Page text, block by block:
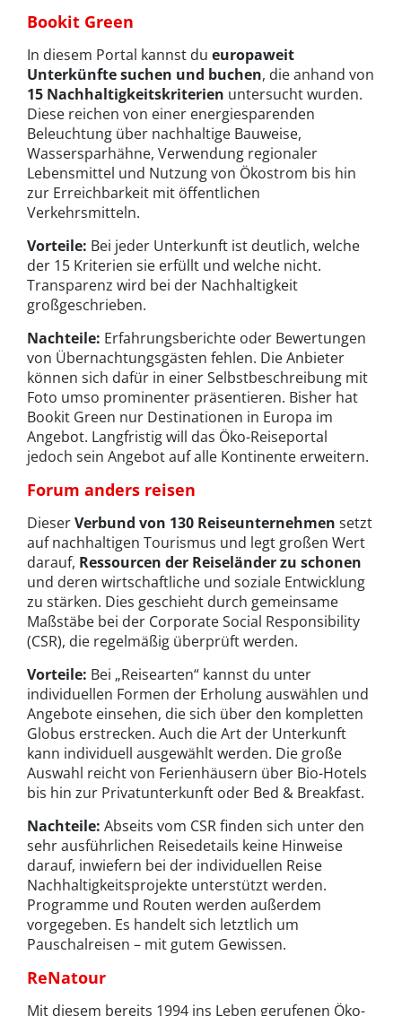
Bookit Green
In diesem Portal kannst du europaweit
Unterkünfte suchen und buchen, die anhand von
15 Nachhaltigkeitskriterien untersucht wurden.
Diese reichen von einer energiesparenden
Beleuchtung über nachhaltige Bauweise,
Wassersparhähne, Verwendung regionaler
Lebensmittel und Nutzung von Ökostrom bis hin
zur Erreichbarkeit mit öffentlichen
Verkehrsmitteln.
Vorteile: Bei jeder Unterkunft ist deutlich, welche
der 15 Kriterien sie erfüllt und welche nicht.
Transparenz wird bei der Nachhaltigkeit
großgeschrieben.
Nachteile: Erfahrungsberichte oder Bewertungen
von Übernachtungsgästen fehlen. Die Anbieter
können sich dafür in einer Selbstbeschreibung mit
Foto umso prominenter präsentieren. Bisher hat
Bookit Green nur Destinationen in Europa im
Angebot. Langfristig will das Öko-Reiseportal
jedoch sein Angebot auf alle Kontinente erweitern.
Forum anders reisen
DieserVerbund von 130 Reiseunternehmen setzt
auf nachhaltigen Tourismus und legt großen Wert
darauf, Ressourcen der Reiseländer zu schonen
und deren wirtschaftliche und soziale Entwicklung
zu stärken. Dies geschieht durch gemeinsame
Maßstäbe bei der Corporate Social Responsibility
(CSR), die regelmäßig überprüft werden.
Vorteile: Bei „Reisearten“ kannst du unter
individuellen Formen der Erholung auswählen und
Angebote einsehen, die sich über den kompletten
Globus erstrecken. Auch die Art der Unterkunft
kann individuell ausgewählt werden. Die große
Auswahl reicht von Ferienhäusern über Bio-Hotels
bis hin zur Privatunterkunft oder Bed & Breakfast.
Nachteile: Abseits vom CSR finden sich unter den
sehr ausführlichen Reisedetails keine Hinweise
darauf, inwiefern bei der individuellen Reise
Nachhaltigkeitsprojekte unterstützt werden.
Programme und Routen werden außerdem
vorgegeben. Es handelt sich letztlich um
Pauschalreisen – mit gutem Gewissen.
ReNatour
Mit diesem bereits 1994 ins Leben gerufenen Öko-